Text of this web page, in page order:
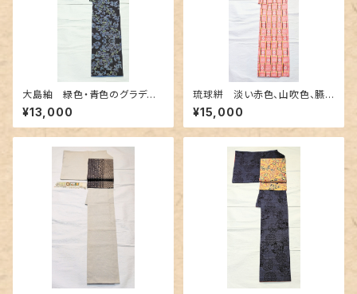
大島紬 緑色・青色のグラデー
ション
¥13,000
琉球絣 淡い赤色、山吹色、臙
脂色
¥15,000